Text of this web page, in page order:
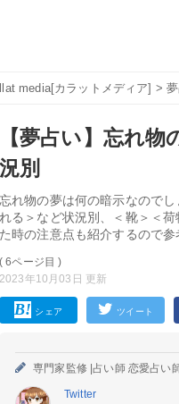
media[カラットメディア] >
【夢占い】忘れ
況別
忘れ物の夢は何の暗示なので
れる＞など状況別、＜靴＞＜
た時の注意点も紹介するので参
( 6ページ目 )
2023年10月03日 更新
シェア ツイート
専門家監修 |占い師 恋愛占い
Twitter